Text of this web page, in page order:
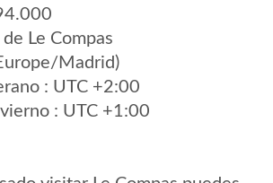
Le Compas
Madrid)
: UTC +2:00
: UTC +1:00